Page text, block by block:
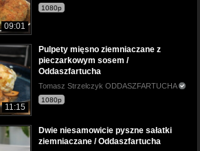
09:01
1080p
11:15
Pulpety mięsno ziemniaczane z
pieczarkowym sosem /
Oddaszfartucha
Tomasz Strzelczyk ODDASZFARTUCHA
1080p
Dwie niesamowicie pyszne sałatki
ziemniaczane / Oddaszfartucha